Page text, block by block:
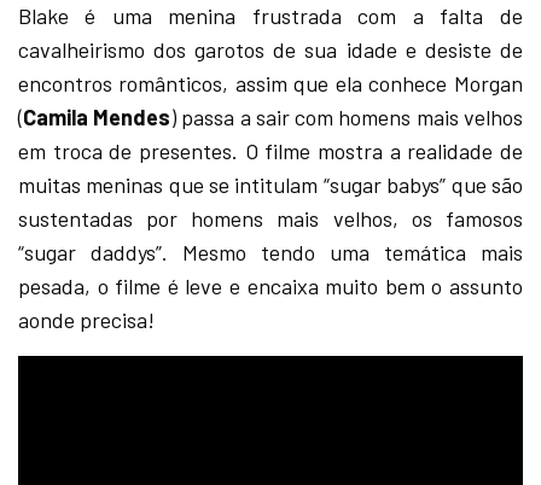
Blake é uma menina frustrada com a falta de
cavalheirismo dos garotos de sua idade e desiste de
encontros românticos, assim que ela conhece Morgan
(Camila Mendes) passa a sair com homens mais velhos
em troca de presentes. O filme mostra a realidade de
muitas meninas que se intitulam “sugar babys” que são
sustentadas por homens mais velhos, os famosos
“sugar daddys”. Mesmo tendo uma temática mais
pesada, o filme é leve e encaixa muito bem o assunto
aonde precisa!